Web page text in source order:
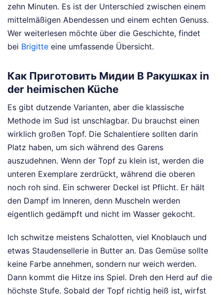
zehn Minuten. Es ist der Unterschied zwischen einem
mittelmäßigen Abendessen und einem echten Genuss.
Wer weiterlesen möchte über die Geschichte, findet
bei Brigitte eine umfassende Übersicht.
Как Приготовить Мидии В Ракушках in
der heimischen Küche
Es gibt dutzende Varianten, aber die klassische
Methode im Sud ist unschlagbar. Du brauchst einen
wirklich großen Topf. Die Schalentiere sollten darin
Platz haben, um sich während des Garens
auszudehnen. Wenn der Topf zu klein ist, werden die
unteren Exemplare zerdrückt, während die oberen
noch roh sind. Ein schwerer Deckel ist Pflicht. Er hält
den Dampf im Inneren, denn Muscheln werden
eigentlich gedämpft und nicht im Wasser gekocht.
Ich schwitze meistens Schalotten, viel Knoblauch und
etwas Staudensellerie in Butter an. Das Gemüse sollte
keine Farbe annehmen, sondern nur weich werden.
Dann kommt die Hitze ins Spiel. Dreh den Herd auf die
höchste Stufe. Sobald der Topf richtig heiß ist, wirfst